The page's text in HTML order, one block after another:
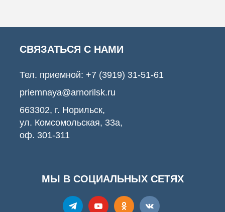
СВЯЗАТЬСЯ С НАМИ
Тел. приемной: +7 (3919) 31-51-61
priemnaya@arnorilsk.ru
663302, г. Норильск,
ул. Комсомольская, 33а,
оф. 301-311
МЫ В СОЦИАЛЬНЫХ СЕТЯХ